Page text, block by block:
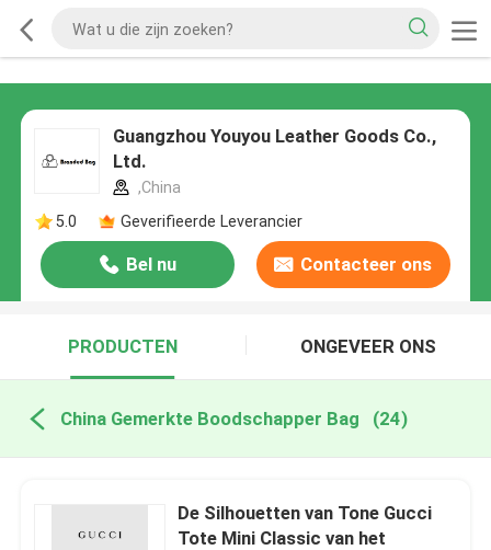
Guangzhou Youyou Leather Goods Co.,
Ltd.
,China
5.0
Geverifieerde Leverancier
Bel nu Contacteer ons
PRODUCTEN ONGEVEER ONS
China Gemerkte Boodschapper Bag (24)
De Silhouetten van Tone Gucci
Tote Mini Classic van het